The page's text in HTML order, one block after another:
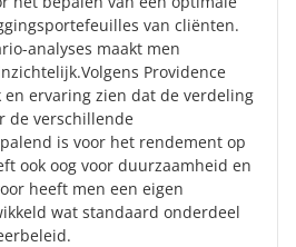
van cliënten.
analyses maakt men
Providence
en ervaring zien dat de verdeling
de verschillende
is voor het rendement op
ook oog voor duurzaamheid en
heeft men een eigen
wat standaard onderdeel